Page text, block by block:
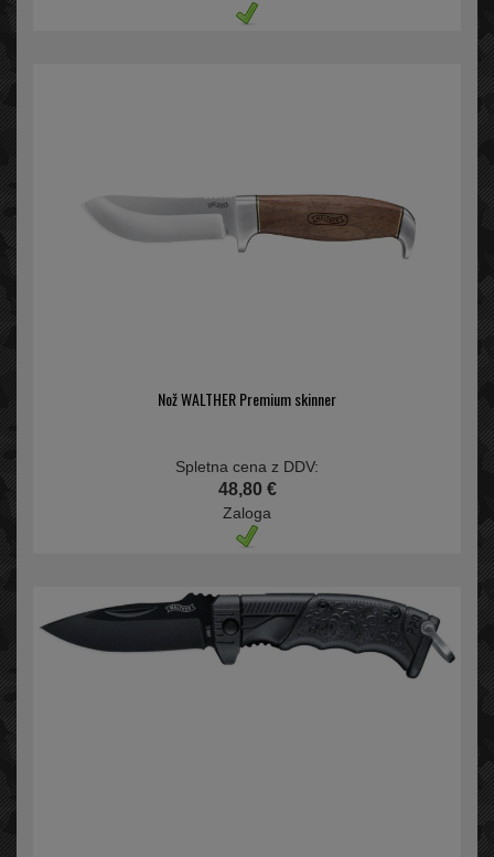
Nož WALTHER Premium skinner
Spletna cena z DDV:
48,80 €
Zaloga